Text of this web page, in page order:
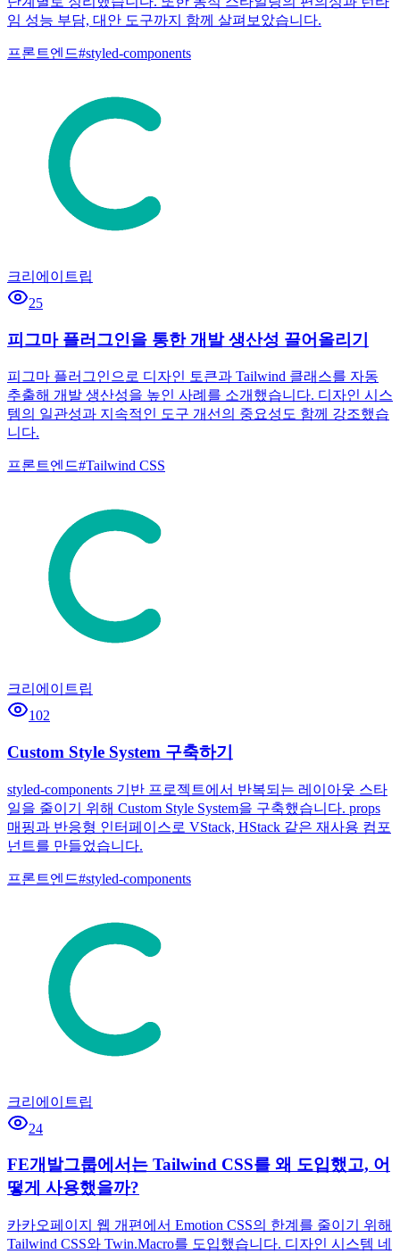
임 성능 부담, 대안 도구까지 함께 살펴보았습니다.
프론트엔드#styled-components
크리에이트립
25
피그마 플러그인을 통한 개발 생산성 끌어올리기
피그마 플러그인으로 디자인 토큰과 Tailwind 클래스를 자동
추출해 개발 생산성을 높인 사례를 소개했습니다. 디자인 시스
템의 일관성과 지속적인 도구 개선의 중요성도 함께 강조했습
니다.
프론트엔드#Tailwind CSS
크리에이트립
102
Custom Style System 구축하기
styled-components 기반 프로젝트에서 반복되는 레이아웃 스타
일을 줄이기 위해 Custom Style System을 구축했습니다. props
매핑과 반응형 인터페이스로 VStack, HStack 같은 재사용 컴포
넌트를 만들었습니다.
프론트엔드#styled-components
크리에이트립
24
FE개발그룹에서는 Tailwind CSS를 왜 도입했고, 어
떻게 사용했을까?
카카오페이지 웹 개편에서 Emotion CSS의 한계를 줄이기 위해
Tailwind CSS와 Twin.Macro를 도입했습니다. 디자인 시스템 네